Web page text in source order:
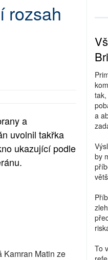
rozsah
a
uvolnil takřka
ukazující podle
Kamran Matin ze
a
by
To